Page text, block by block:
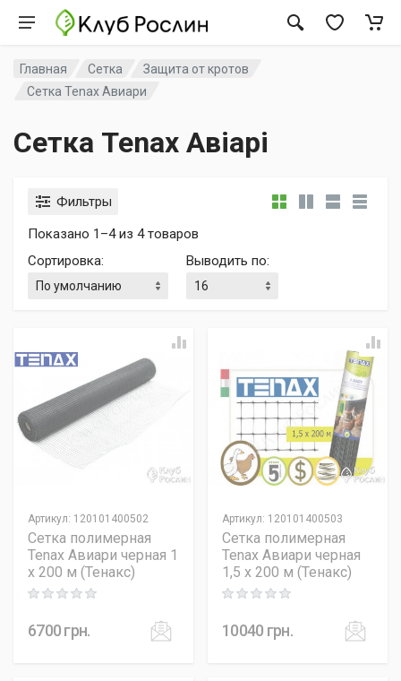
Главная Сетка
Защита от кротов
Сетка Tenax Авиари
Сетка Tenax Авіарі
Фильтры
Показано 1–4 из 4 товаров
Сортировка: Выводить по:
Артикул: 120101400502
Сетка полимерная
Tenax Авиари черная 1
х 200 м (Тенакс)
Rating: 0 out of 5
6700грн.
Артикул: 120101400503
Сетка полимерная
Tenax Авиари черная
1,5 х 200 м (Тенакс)
Rating: 0 out of 5
10040 грн.